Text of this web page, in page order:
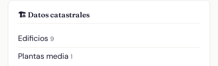
🏗️ Datos catastrales
Edificios 9
Plantas media 1